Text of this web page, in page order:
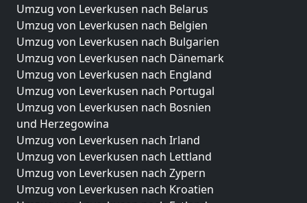
Umzug von Leverkusen nach Belarus
Umzug von Leverkusen nach Belgien
Umzug von Leverkusen nach Bulgarien
Umzug von Leverkusen nach Dänemark
Umzug von Leverkusen nach England
Umzug von Leverkusen nach Portugal
Umzug von Leverkusen nach Bosnien
und Herzegowina
Umzug von Leverkusen nach Irland
Umzug von Leverkusen nach Lettland
Umzug von Leverkusen nach Zypern
Umzug von Leverkusen nach Kroatien